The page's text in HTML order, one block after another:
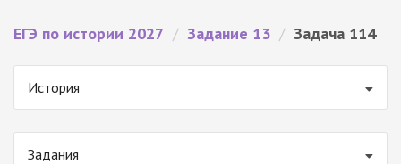
ЕГЭ по истории 2027 / Задание 13 / Задача 114
История
Задания